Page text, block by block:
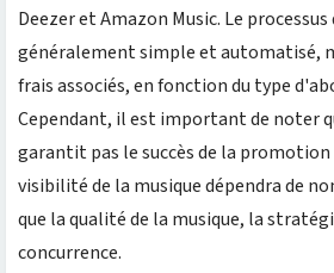
Deezer et Amazon Music. Le
généralement simple et automatisé,
frais associés, en fonction du type
Cependant, il est important de noter
garantit pas le succès de la promotion
visibilité de la musique dépendra de
que la qualité de la musique, la
concurrence.